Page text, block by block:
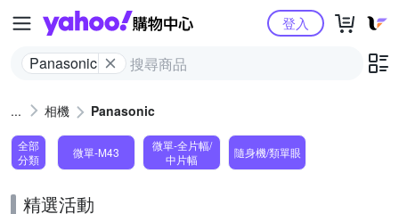
Yahoo購物中心
Panasonic
登入
相機 Panasonic
全部
分類
微單-M43
微單-全片幅/
中片幅
隨身機/類單眼
精選活動